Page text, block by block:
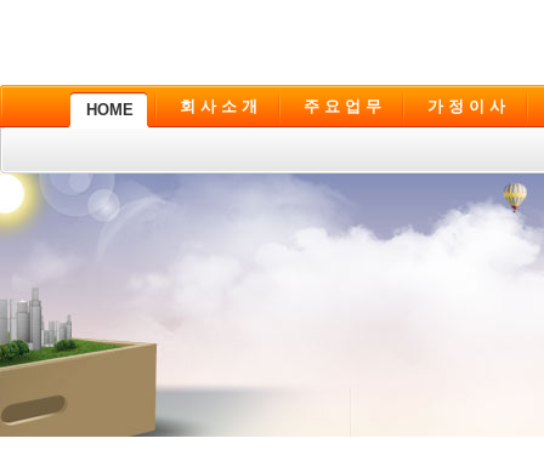
HOME 회 사 소 개 주 요 업 무 가 정 이 사